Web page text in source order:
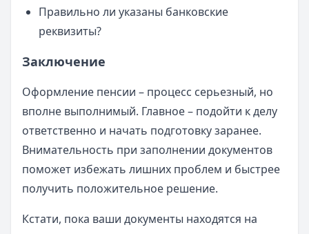
Правильно ли указаны банковские
реквизиты?
Заключение
Оформление пенсии – процесс серьезный, но
вполне выполнимый. Главное – подойти к делу
ответственно и начать подготовку заранее.
Внимательность при заполнении документов
поможет избежать лишних проблем и быстрее
получить положительное решение.
Кстати, пока ваши документы находятся на